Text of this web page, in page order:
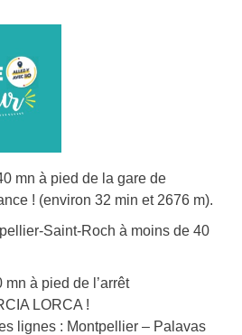
mn à pied de la gare de
! (environ 32 min et 2676 m).
Saint-Roch à moins de 40
mn à pied de l’arrêt
LORCA !
lignes : Montpellier – Palavas